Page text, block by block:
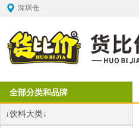
深圳仓
全部分类和品牌
↓饮料大类↓